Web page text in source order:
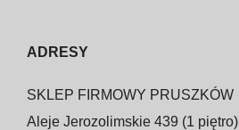
ADRESY
SKLEP FIRMOWY PRUSZKÓW
Aleje Jerozolimskie 439 (1 piętro)